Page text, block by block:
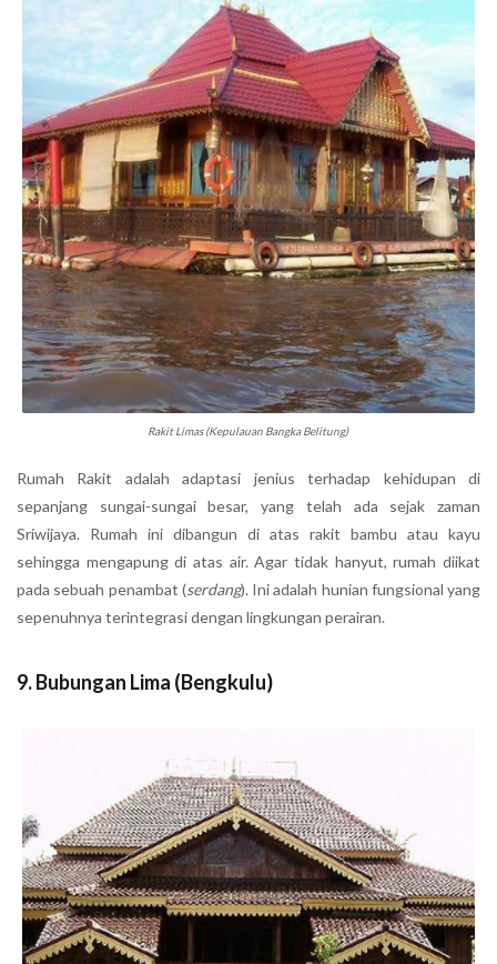
Rakit Limas (Kepulauan Bangka Belitung)
Rumah Rakit adalah adaptasi jenius terhadap kehidupan di
sepanjang sungai-sungai besar, yang telah ada sejak zaman
Sriwijaya. Rumah ini dibangun di atas rakit bambu atau kayu
sehingga mengapung di atas air. Agar tidak hanyut, rumah diikat
pada sebuah penambat (serdang). Ini adalah hunian fungsional yang
sepenuhnya terintegrasi dengan lingkungan perairan.
9. Bubungan Lima (Bengkulu)